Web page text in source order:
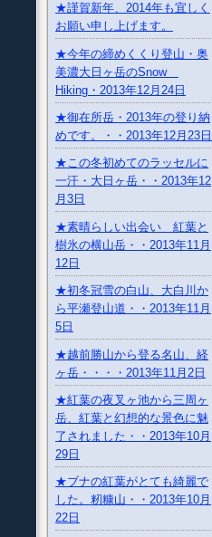
★謹賀新年、2014年も宜しく
お願い申し上げます。
★今年の締めくくり登山・奥
美濃大日ヶ岳のSnow
Hiking・2013年12月24日
★御在所岳・2013年の登り納
めです。・・2013年12月23日
★この冬初めてのラッセルに
一汗・大日ヶ岳・・2013年12
月3日
★素晴らしい出会い 紅葉と
樹氷の横山岳・・2013年11月
12日
★初冬冠雪の白山、大白川か
ら平瀬登山道・・2013年11月
5日
★越前勝山から登る名山、経
ヶ岳・・・・2013年11月2日
★紅葉の夜叉ヶ池から三周ヶ
岳、紅葉と幻想的な景色に魅
了されました・・2013年10月
29日
★ブナの紅葉がとても綺麗で
した。籾糠山・・2013年10月
22日